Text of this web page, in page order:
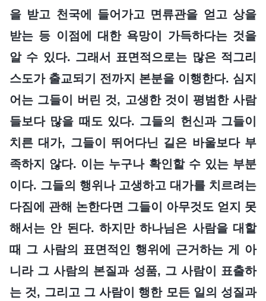
을 받고 천국에 들어가고 면류관을 얻고 상을
받는 등 이점에 대한 욕망이 가득하다는 것을
알 수 있다. 그래서 표면적으로는 많은 적그리
스도가 출교되기 전까지 본분을 이행한다. 심지
어는 그들이 버린 것, 고생한 것이 평범한 사람
들보다 많을 때도 있다. 그들의 헌신과 그들이
치른 대가, 그들이 뛰어다닌 길은 바울보다 부
족하지 않다. 이는 누구나 확인할 수 있는 부분
이다. 그들의 행위나 고생하고 대가를 치르려는
다짐에 관해 논한다면 그들이 아무것도 얻지 못
해서는 안 된다. 하지만 하나님은 사람을 대할
때 그 사람의 표면적인 행위에 근거하는 게 아
니라 그 사람의 본질과 성품, 그 사람이 표출하
는 것, 그리고 그 사람이 행한 모든 일의 성질과